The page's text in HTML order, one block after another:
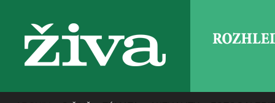
živa